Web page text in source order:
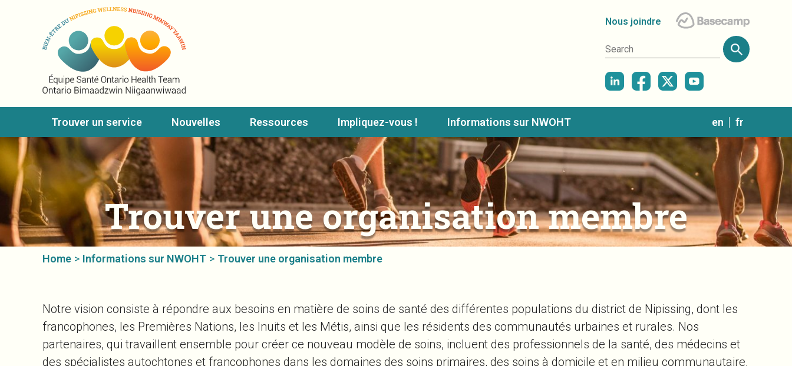
Nous joindre
Trouver un service Nouvelles Ressources Impliquez-vous ! Informations sur NWOHT en fr
Trouver une organisation membre
Home > Informations sur NWOHT > Trouver une organisation membre
Notre vision consiste à répondre aux besoins en matière de soins de santé des différentes populations du district de Nipissing, dont les
francophones, les Premières Nations, les Inuits et les Métis, ainsi que les résidents des communautés urbaines et rurales. Nos
partenaires, qui travaillent ensemble pour créer ce nouveau modèle de soins, incluent des professionnels de la santé, des médecins et
des spécialistes autochtones et francophones dans les domaines des soins primaires, des soins à domicile et en milieu communautaire,